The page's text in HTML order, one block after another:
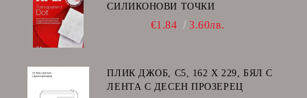
СИЛИКОНОВИ ТОЧКИ
€1.84 3.60лв.
ПЛИК ДЖОБ, C5, 162 Х 229, БЯЛ С
ЛЕНТА С ДЕСЕН ПРОЗЕРЕЦ